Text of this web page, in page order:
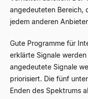
angedeuteten Bereich,
jedem anderen
Gute Programme für
erklärte Signale
angedeutete Signale
priorisiert. Die fünf
Enden des Spektrums